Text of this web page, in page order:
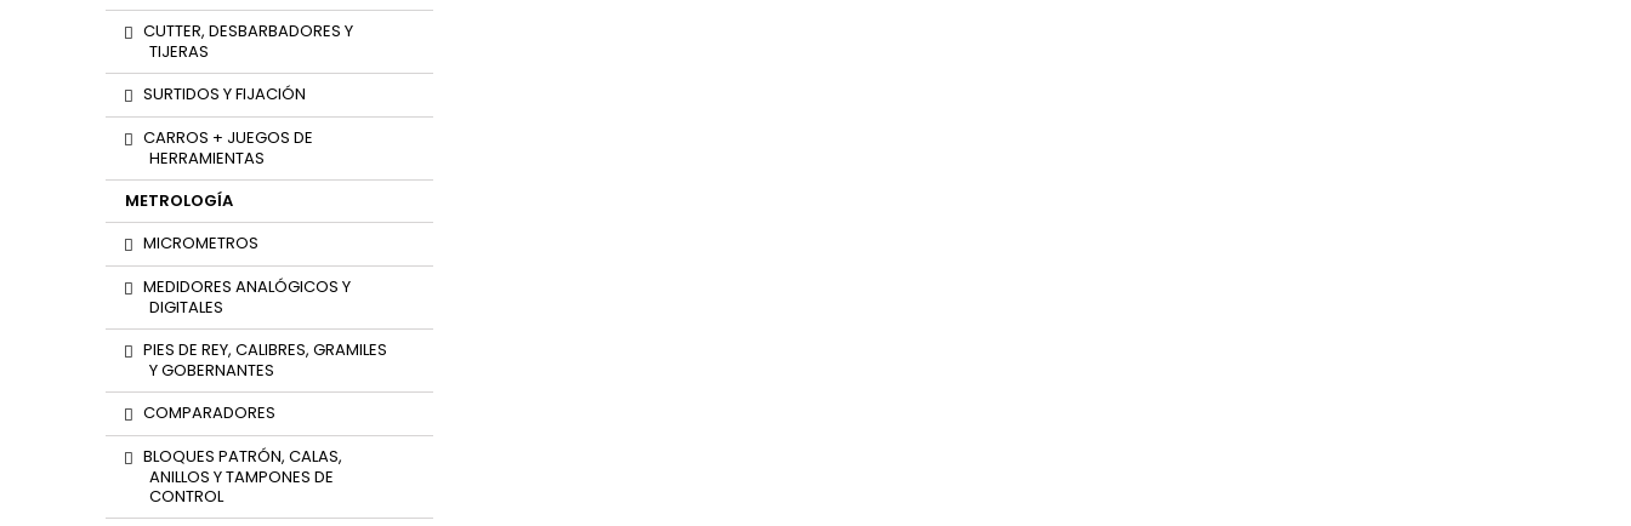
CUTTER, DESBARBADORES Y
TIJERAS
SURTIDOS Y FIJACIÓN
CARROS + JUEGOS DE
HERRAMIENTAS
METROLOGÍA
MICROMETROS
MEDIDORES ANALÓGICOS Y
DIGITALES
PIES DE REY, CALIBRES, GRAMILES
Y GOBERNANTES
COMPARADORES
BLOQUES PATRÓN, CALAS,
ANILLOS Y TAMPONES DE
CONTROL